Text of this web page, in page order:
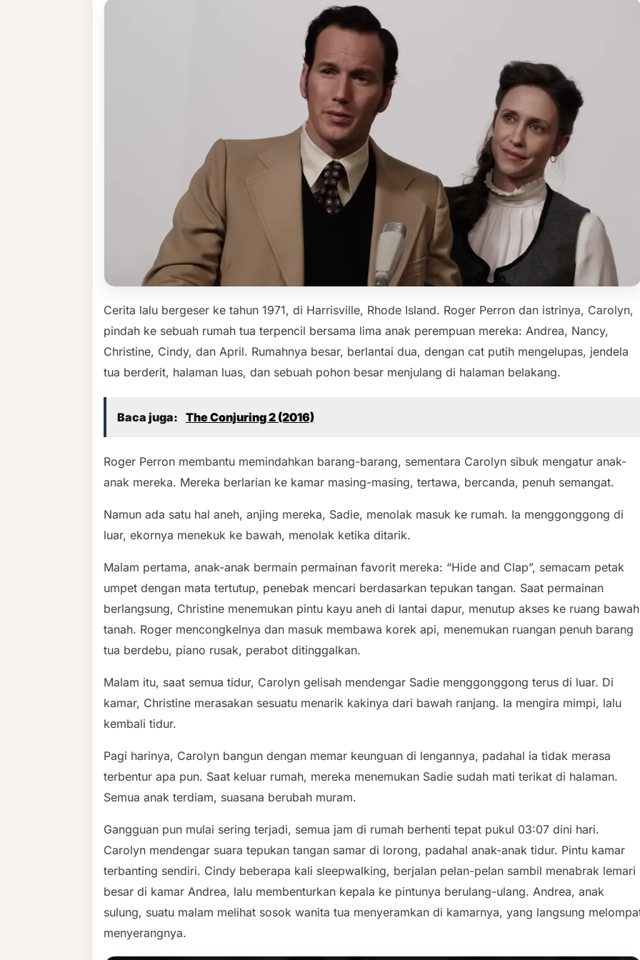
Cerita lalu bergeser ke tahun 1971, di Harrisville, Rhode Island. Roger Perron dan istrinya, Carolyn,
pindah ke sebuah rumah tua terpencil bersama lima anak perempuan mereka: Andrea, Nancy,
Christine, Cindy, dan April. Rumahnya besar, berlantai dua, dengan cat putih mengelupas, jendela
tua berderit, halaman luas, dan sebuah pohon besar menjulang di halaman belakang.
Baca juga: The Conjuring 2 (2016)
Roger Perron membantu memindahkan barang-barang, sementara Carolyn sibuk mengatur anak-
anak mereka. Mereka berlarian ke kamar masing-masing, tertawa, bercanda, penuh semangat.
Namun ada satu hal aneh, anjing mereka, Sadie, menolak masuk ke rumah. Ia menggonggong di
luar, ekornya menekuk ke bawah, menolak ketika ditarik.
Malam pertama, anak-anak bermain permainan favorit mereka: “Hide and Clap”, semacam petak
umpet dengan mata tertutup, penebak mencari berdasarkan tepukan tangan. Saat permainan
berlangsung, Christine menemukan pintu kayu aneh di lantai dapur, menutup akses ke ruang bawah
tanah. Roger mencongkelnya dan masuk membawa korek api, menemukan ruangan penuh barang
tua berdebu, piano rusak, perabot ditinggalkan.
Malam itu, saat semua tidur, Carolyn gelisah mendengar Sadie menggonggong terus di luar. Di
kamar, Christine merasakan sesuatu menarik kakinya dari bawah ranjang. Ia mengira mimpi, lalu
kembali tidur.
Pagi harinya, Carolyn bangun dengan memar keunguan di lengannya, padahal ia tidak merasa
terbentur apa pun. Saat keluar rumah, mereka menemukan Sadie sudah mati terikat di halaman.
Semua anak terdiam, suasana berubah muram.
Gangguan pun mulai sering terjadi, semua jam di rumah berhenti tepat pukul 03:07 dini hari.
Carolyn mendengar suara tepukan tangan samar di lorong, padahal anak-anak tidur. Pintu kamar
terbanting sendiri. Cindy beberapa kali sleepwalking, berjalan pelan-pelan sambil menabrak lemari
besar di kamar Andrea, lalu membenturkan kepala ke pintunya berulang-ulang. Andrea, anak
sulung, suatu malam melihat sosok wanita tua menyeramkan di kamarnya, yang langsung
menyerangnya.